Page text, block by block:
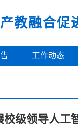
教融合促
工作动态
校级领导人工